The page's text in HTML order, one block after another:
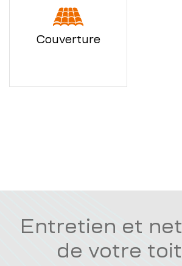
Couverture
Entretien et
de votre